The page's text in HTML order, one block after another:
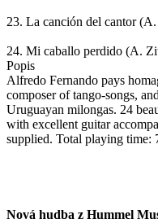
23. La canción del cantor
24. Mi caballo perdido (A.
Popis
Alfredo Fernando pays
composer of tango-songs,
Uruguayan milongas. 24
with excellent guitar
supplied. Total playing time:
Nová hudba z Hummel